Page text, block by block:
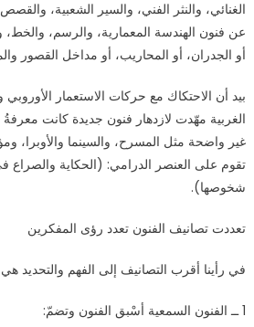
الغنائي، والنثر الفني، والسير الشعبية، والقصص
عن فنون الهندسة المعمارية، والرسم،
أو الجدران، أو المحاريب، أو مداخل القصور
بيد أن الاحتكاك مع حركات الاستعمار الأوروبي
الغربية مهّدت لازدهار فنون جديدة كانت
غير واضحة مثل المسرح، والسينما والأوبرا،
تقوم على العنصر الدرامي: (الحكاية والصراع
شخوصها).
تعددت تصانيف الفنون تعدد رؤى المفكرين
في رأينا أقرب التصانيف إلى الفهم والتحديد هي
1 ــ الفنون السمعية أسْبق الفنون وتضمّ: